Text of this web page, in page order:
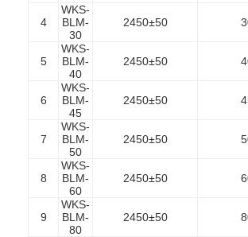
4
WKS-
BLM-
30
2450±50
5
WKS-
BLM-
40
2450±50
6
WKS-
BLM-
45
2450±50
7
WKS-
BLM-
50
2450±50
8
WKS-
BLM-
60
2450±50
9
WKS-
BLM-
80
2450±50